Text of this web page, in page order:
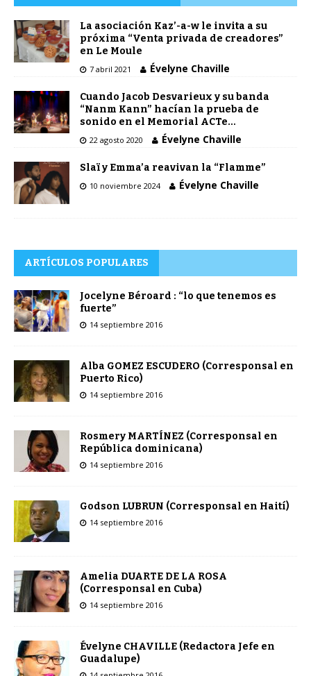
La asociación Kaz’-a-w le invita a su
próxima “Venta privada de creadores”
en Le Moule
7 abril 2021 Évelyne Chaville
Cuando Jacob Desvarieux y su banda
“Nanm Kann” hacían la prueba de
sonido en el Memorial ACTe…
22 agosto 2020 Évelyne Chaville
Slaï y Emma’a reavivan la “Flamme”
10 noviembre 2024 Évelyne Chaville
ARTÍCULOS POPULARES
Jocelyne Béroard : “lo que tenemos es
fuerte”
14 septiembre 2016
Alba GOMEZ ESCUDERO (Corresponsal en
Puerto Rico)
14 septiembre 2016
Rosmery MARTÍNEZ (Corresponsal en
República dominicana)
14 septiembre 2016
Godson LUBRUN (Corresponsal en Haití)
14 septiembre 2016
Amelia DUARTE DE LA ROSA
(Corresponsal en Cuba)
14 septiembre 2016
Évelyne CHAVILLE (Redactora Jefe en
Guadalupe)